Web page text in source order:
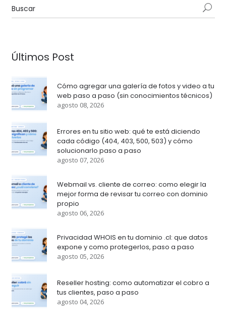
Últimos Post
Cómo agregar una galería de fotos y video a tu
web paso a paso (sin conocimientos técnicos)
agosto 08, 2026
Errores en tu sitio web: qué te está diciendo
cada código (404, 403, 500, 503) y cómo
solucionarlo paso a paso
agosto 07, 2026
Webmail vs. cliente de correo: como elegir la
mejor forma de revisar tu correo con dominio
propio
agosto 06, 2026
Privacidad WHOIS en tu dominio .cl: que datos
expone y como protegerlos, paso a paso
agosto 05, 2026
Reseller hosting: como automatizar el cobro a
tus clientes, paso a paso
agosto 04, 2026